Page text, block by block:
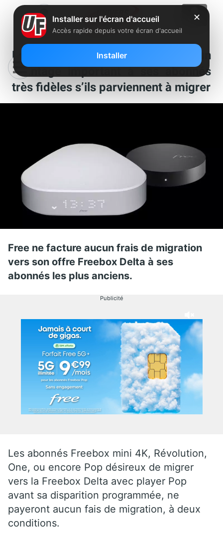
Le saviez-vous : Free offre un
avantage important à ses abonnés
très fidèles s’ils parviennent à migrer
Free ne facture aucun frais de migration
vers son offre Freebox Delta à ses
abonnés les plus anciens.
Publicité
Les abonnés Freebox mini 4K, Révolution,
One, ou encore Pop désireux de migrer
vers la Freebox Delta avec player Pop
avant sa disparition programmée, ne
payeront aucun fais de migration, à deux
conditions.
✕
Installer sur l'écran d'accueil
Accès rapide depuis votre écran d'accueil
Installer